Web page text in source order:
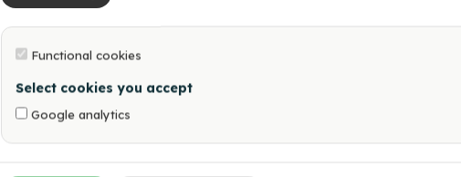
Functional cookies
Select cookies you accept
Google analytics